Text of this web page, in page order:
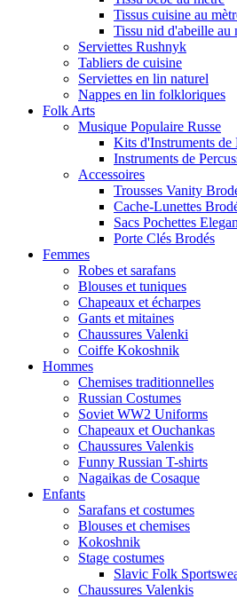
Tissus cuisine au
Tissu nid d'abeille au
Serviettes Rushnyk
Tabliers de cuisine
Serviettes en lin naturel
Nappes en lin folkloriques
Folk Arts
Musique Populaire Russe
Kits d'Instruments
Instruments de
Accessoires
Trousses Vanity
Cache-Lunettes
Sacs Pochettes
Porte Clés Brodés
Femmes
Robes et sarafans
Blouses et tuniques
Chapeaux et écharpes
Gants et mitaines
Chaussures Valenki
Coiffe Kokoshnik
Hommes
Chemises traditionnelles
Russian Costumes
Soviet WW2 Uniforms
Chapeaux et Ouchankas
Chaussures Valenkis
Funny Russian T-shirts
Nagaikas de Cosaque
Enfants
Sarafans et costumes
Blouses et chemises
Kokoshnik
Stage costumes
Slavic Folk
Chaussures Valenkis